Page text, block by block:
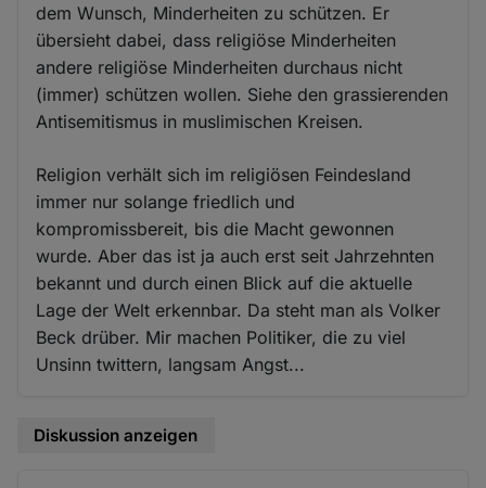
dem Wunsch, Minderheiten zu schützen. Er
übersieht dabei, dass religiöse Minderheiten
andere religiöse Minderheiten durchaus nicht
(immer) schützen wollen. Siehe den grassierenden
Antisemitismus in muslimischen Kreisen.
Religion verhält sich im religiösen Feindesland
immer nur solange friedlich und
kompromissbereit, bis die Macht gewonnen
wurde. Aber das ist ja auch erst seit Jahrzehnten
bekannt und durch einen Blick auf die aktuelle
Lage der Welt erkennbar. Da steht man als Volker
Beck drüber. Mir machen Politiker, die zu viel
Unsinn twittern, langsam Angst...
Diskussion anzeigen